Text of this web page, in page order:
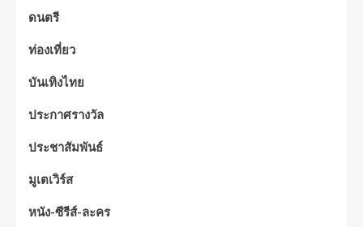
ดนตรี
ท่องเที่ยว
บันเทิงไทย
ประกาศรางวัล
ประชาสัมพันธ์
มูเตเวิร์ส
หนัง-ซีรีส์-ละคร